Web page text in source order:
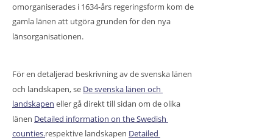
omorganiserades i 1634-års regeringsform kom de
gamla länen att utgöra grunden för den nya
länsorganisationen.
För en detaljerad beskrivning av de svenska länen
och landskapen, se De svenska länen och
landskapen eller gå direkt till sidan om de olika
länen Detailed information on the Swedish
counties.respektive landskapen Detailed